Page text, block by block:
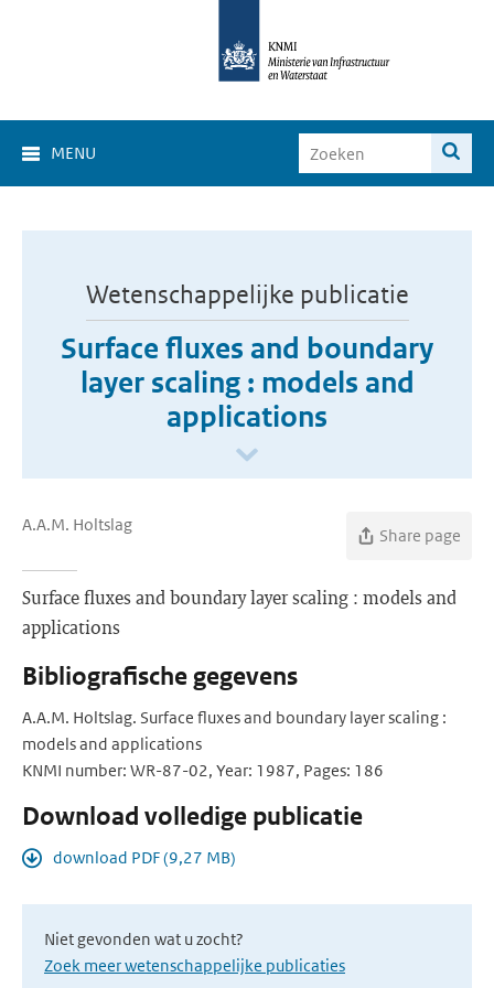
MENU
Wetenschappelijke publicatie
Surface fluxes and boundary
layer scaling : models and
applications
A.A.M. Holtslag
Share page
Surface fluxes and boundary layer scaling : models and
applications
Bibliografische gegevens
A.A.M. Holtslag. Surface fluxes and boundary layer scaling :
models and applications
KNMI number: WR-87-02, Year: 1987, Pages: 186
Download volledige publicatie
download PDF (9,27 MB)
Niet gevonden wat u zocht?
Zoek meer wetenschappelijke publicaties